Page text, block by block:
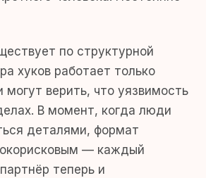
по структурной
хуков работает только
могут верить, что уязвимость
В момент, когда люди
деталями, формат
— каждый
теперь и